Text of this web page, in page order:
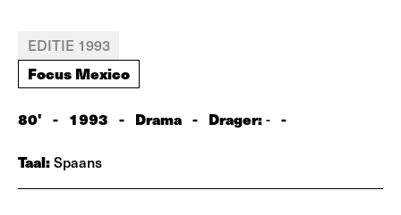
EDITIE 1993
Focus Mexico
80' - 1993 - Drama - Drager:- -
Taal:Spaans